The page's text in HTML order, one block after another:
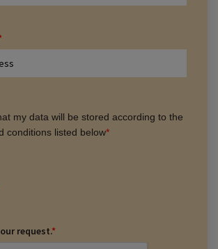
my data will be stored according to the
conditions listed below*
request.*